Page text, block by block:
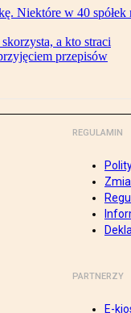
Niektóre w 40 spółek
a kto straci
przepisów
REGULAMIN
PARTNERZY
E-